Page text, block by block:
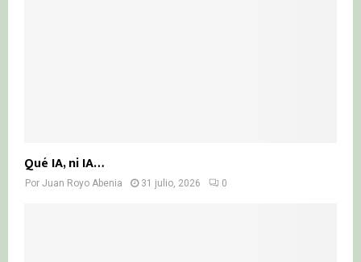
Qué IA, ni IA…
Por Juan Royo Abenia 31 julio, 2026 0